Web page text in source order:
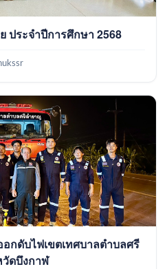
ระจำปีการศึกษา 2568
กดับไฟเขตเทศบาลตำบลศรี
ดบึงกาฬ